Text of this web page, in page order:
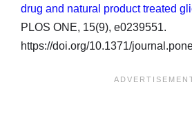
drug and natural product treated
PLOS ONE, 15(9), e0239551.
https://doi.org/10.1371/